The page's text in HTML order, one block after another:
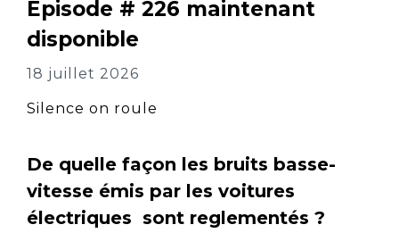
Épisode # 226 maintenant
disponible
18 juillet 2026
Silence on roule
De quelle façon les bruits basse-
vitesse émis par les voitures
électriques sont reglementés ?